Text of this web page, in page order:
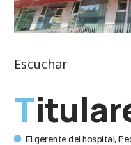
Escuchar
El gerente del hospital,